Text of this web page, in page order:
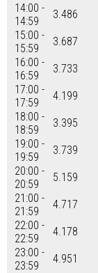
14:00 -
14:59
3.486
15:00 -
15:59
3.687
16:00 -
16:59
3.733
17:00 -
17:59
4.199
18:00 -
18:59
3.395
19:00 -
19:59
3.739
20:00 -
20:59
5.159
21:00 -
21:59
4.717
22:00 -
22:59
4.178
23:00 -
23:59
4.951